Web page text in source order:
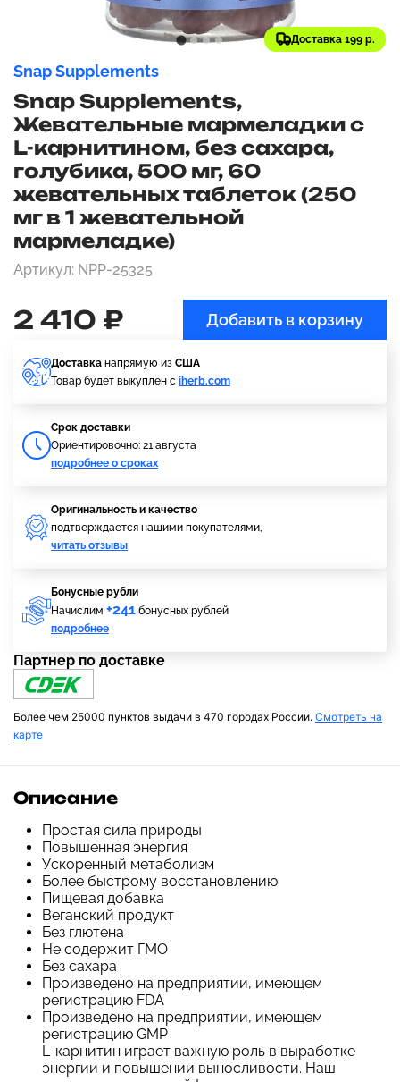
Доставка 199 р.
Snap Supplements
Snap Supplements,
Жевательные мармеладки с
L-карнитином, без сахара,
голубика, 500 мг, 60
жевательных таблеток (250
мг в 1 жевательной
мармеладке)
Артикул: NPP-25325
2 410 ₽ Добавить в корзину
Доставка напрямую из США
Товар будет выкуплен с iherb.com
Cрок доставки
Ориентировочно: 21 августа
подробнее о сроках
Оригинальность и качество
подтверждается нашими покупателями,
читать отзывы
Бонусные рубли
Начислим +241 бонусных рублей
подробнее
Партнер по доставке
Более чем 25000 пунктов выдачи в 470 городах России. Смотреть на
карте
Описание
Простая сила природы
Повышенная энергия
Ускоренный метаболизм
Более быстрому восстановлению
Пищевая добавка
Веганский продукт
Без глютена
Не содержит ГМО
Без сахара
Произведено на предприятии, имеющем
регистрацию FDA
Произведено на предприятии, имеющем
регистрацию GMP
L-карнитин играет важную роль в выработке
энергии и повышении выносливости. Наш